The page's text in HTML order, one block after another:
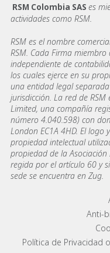
RSM Colombia SAS es
actividades como RSM.
RSM es el nombre
RSM. Cada Firma
independiente de
los cuales ejerce en su
una entidad legal
jurisdicción. La red de
Limited, una compañía
número 4.040.598) con
London EC1A 4HD. El logo
propiedad intelectual
propiedad de la
regida por el artículo 60 y
sede se encuentra en Zug.
Footer menu
Anti-
Política de Privacidad